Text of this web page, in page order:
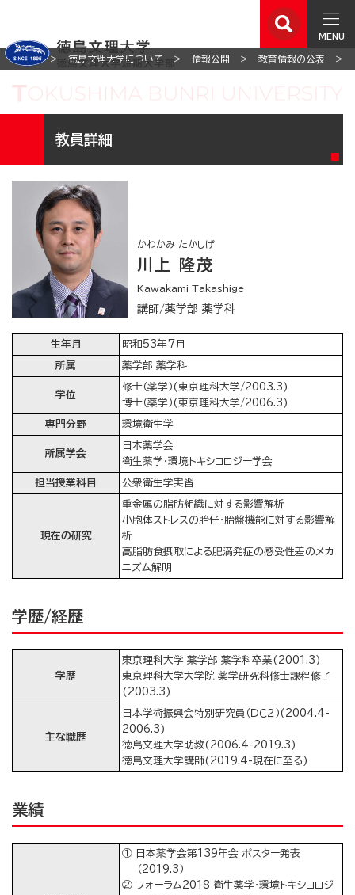
MENU
ホーム 徳島文理大学について 情報公開 教育情報の公表
教員詳細
かわかみ たかしげ
川上 隆茂
Kawakami Takashige
講師/薬学部 薬学科
生年月 昭和53年7月
所属 薬学部 薬学科
学位
修士（薬学）(東京理科大学/2003.3)
博士（薬学）(東京理科大学/2006.3)
専門分野 環境衛生学
所属学会
日本薬学会
衛生薬学・環境トキシコロジー学会
担当授業科目 公衆衛生学実習
現在の研究
重金属の脂肪組織に対する影響解析
小胞体ストレスの胎仔・胎盤機能に対する影響解
析
高脂肪食摂取による肥満発症の感受性差のメカ
ニズム解明
学歴/経歴
学歴
東京理科大学 薬学部 薬学科卒業(2001.3)
東京理科大学大学院 薬学研究科修士課程修了
(2003.3)
主な職歴
日本学術振興会特別研究員（ＤＣ２）(2004.4-
2006.3)
徳島文理大学助教(2006.4-2019.3)
徳島文理大学講師(2019.4-現在に至る)
業績
① 日本薬学会第139年会 ポスター発表
（2019.3）
② フォーラム2018 衛生薬学・環境トキシコロジ